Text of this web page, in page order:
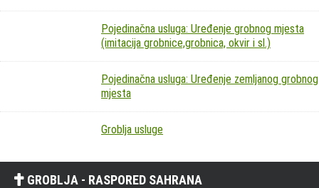
Pojedinačna usluga: Uređenje grobnog mjesta
(imitacija grobnice,grobnica, okvir i sl.)
Pojedinačna usluga: Uređenje zemljanog grobnog
mjesta
Groblja usluge
GROBLJA - RASPORED SAHRANA